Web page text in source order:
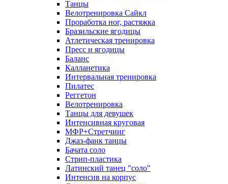
Танцы
Велотренировка Сайкл
Проработка ног, растяжка
Бразильские ягодицы
Атлетическая тренировка
Пресс и ягодицы
Баланс
Калланетика
Интервальная тренировка
Пилатес
Реггетон
Велотренировка
Танцы для девушек
Интенсивная круговая
МФР+Стретчинг
Джаз-фанк танцы
Бачата соло
Стрип-пластика
Латинский танец "соло"
Интенсив на корпус